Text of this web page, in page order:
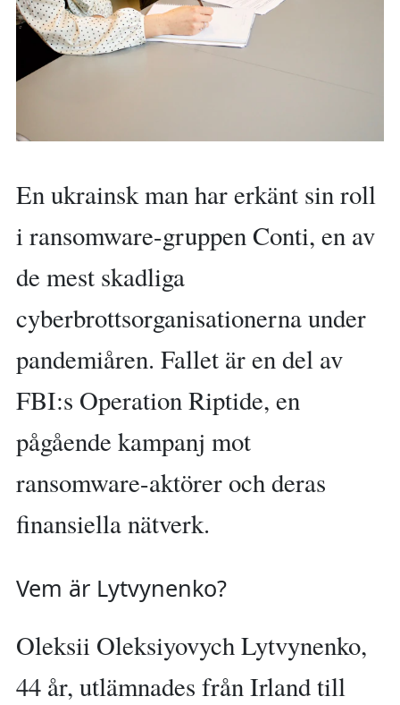
En ukrainsk man har erkänt sin roll
i ransomware-gruppen Conti, en av
de mest skadliga
cyberbrottsorganisationerna under
pandemiåren. Fallet är en del av
FBI:s Operation Riptide, en
pågående kampanj mot
ransomware-aktörer och deras
finansiella nätverk.
Vem är Lytvynenko?
Oleksii Oleksiyovych Lytvynenko,
44 år, utlämnades från Irland till